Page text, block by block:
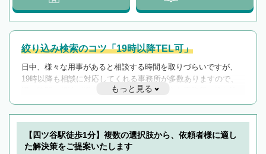
絞り込み検索のコツ「19時以降TEL可」
日中、様々な用事があると相談する時間を取りづらいですが、
19時以降も相談に対応してくれる事務所が多数ありますので、
遅い時間の相談が増えそうな場合はそのような事務所に絞り込
んで検索してみましょう。
19時以降TEL可の条件
を加えて再検索
もっと見る
【四ツ谷駅徒歩1分】複数の選択肢から、依頼者様に適し
た解決策をご提案いたします